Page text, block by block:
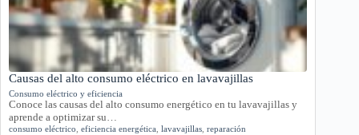
Causas del alto consumo eléctrico en lavavajillas
Consumo eléctrico y eficiencia
Conoce las causas del alto consumo energético en tu lavavajillas y
aprende a optimizar su…
consumo eléctrico eficiencia energética lavavajillas reparación